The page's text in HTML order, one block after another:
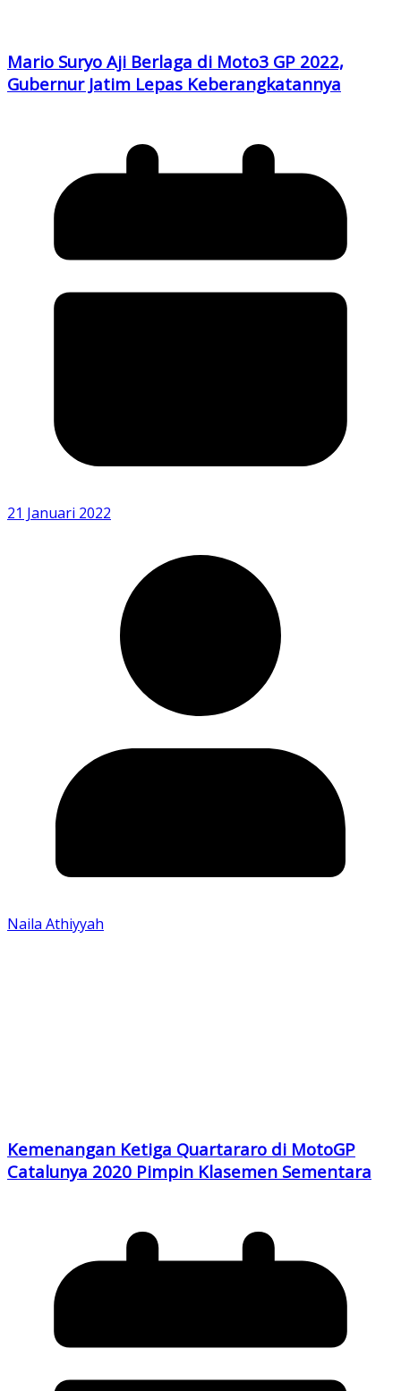
Mario Suryo Aji Berlaga di Moto3 GP 2022,
Gubernur Jatim Lepas Keberangkatannya
21 Januari 2022
Naila Athiyyah
Kemenangan Ketiga Quartararo di MotoGP
Catalunya 2020 Pimpin Klasemen Sementara